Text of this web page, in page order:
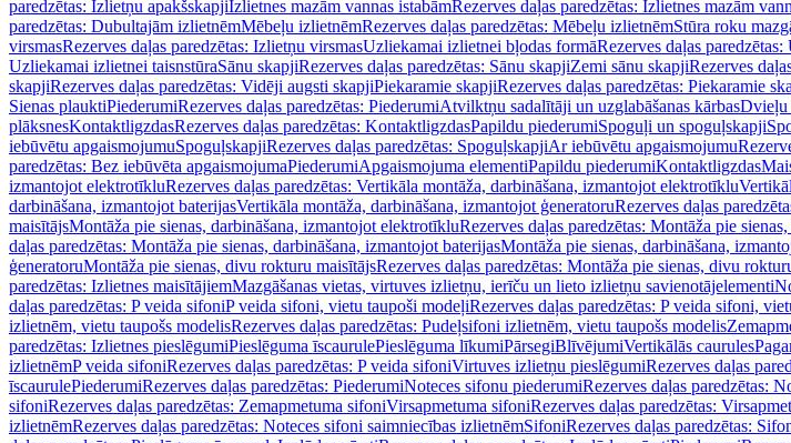
paredzētas: Izlietņu apakšskapjiIzlietnes mazām vannas istabāmRezerves daļas paredzētas: Izlietnes mazām
paredzētas: Dubultajām izlietnēmMēbeļu izlietnēmRezerves daļas paredzētas: Mēbeļu izlietnēmStūra roku
virsmasRezerves daļas paredzētas: Izlietņu virsmasUzliekamai izlietnei bļodas formāRezerves daļas
Uzliekamai izlietnei taisnstūraSānu skapjiRezerves daļas paredzētas: Sānu skapjiZemi sānu skapjiRezerves
skapjiRezerves daļas paredzētas: Vidēji augsti skapjiPiekaramie skapjiRezerves daļas paredzētas: Piekaramie
Sienas plauktiPiederumiRezerves daļas paredzētas: PiederumiAtvilktņu sadalītāji un uzglabāšanas kārbasDvieļu
plāksnesKontaktligzdasRezerves daļas paredzētas: KontaktligzdasPapildu piederumiSpoguļi un spoguļskapji
iebūvētu apgaismojumuSpoguļskapjiRezerves daļas paredzētas: SpoguļskapjiAr iebūvētu apgaismojumu
paredzētas: Bez iebūvēta apgaismojumaPiederumiApgaismojuma elementiPapildu piederumiKontaktligzdas
izmantojot elektrotīkluRezerves daļas paredzētas: Vertikāla montāža, darbināšana, izmantojot elektrotīklu
darbināšana, izmantojot baterijasVertikāla montāža, darbināšana, izmantojot ģeneratoruRezerves daļas
maisītājsMontāža pie sienas, darbināšana, izmantojot elektrotīkluRezerves daļas paredzētas: Montāža pie
daļas paredzētas: Montāža pie sienas, darbināšana, izmantojot baterijasMontāža pie sienas, darbināšana,
ģeneratoruMontāža pie sienas, divu rokturu maisītājsRezerves daļas paredzētas: Montāža pie sienas, divu
paredzētas: Izlietnes maisītājiemMazgāšanas vietas, virtuves izlietņu, ierīču un lieto izlietņu savienotājelementi
daļas paredzētas: P veida sifoniP veida sifoni, vietu taupoši modeļiRezerves daļas paredzētas: P veida sifoni,
izlietnēm, vietu taupošs modelisRezerves daļas paredzētas: Pudeļsifoni izlietnēm, vietu taupošs modelis
paredzētas: Izlietnes pieslēgumiPieslēguma īscaurulePieslēguma līkumiPārsegiBlīvējumiVertikālās caurules
izlietnēmP veida sifoniRezerves daļas paredzētas: P veida sifoniVirtuves izlietņu pieslēgumiRezerves daļas
īscaurulePiederumiRezerves daļas paredzētas: PiederumiNoteces sifonu piederumiRezerves daļas paredzētas:
sifoniRezerves daļas paredzētas: Zemapmetuma sifoniVirsapmetuma sifoniRezerves daļas paredzētas:
izlietnēmRezerves daļas paredzētas: Noteces sifoni saimniecības izlietnēmSifoniRezerves daļas paredzētas: